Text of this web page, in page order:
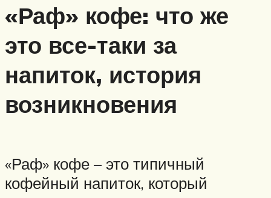
«Раф» кофе: что же
это все-таки за
напиток, история
возникновения
«Раф» кофе – это типичный
кофейный напиток, который